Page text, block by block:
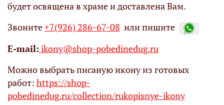
будет освящена в храме и доставлена Вам.
Звоните+7(926) 286-67-08 или пишите
Е-mail: ikony@shop-pobedinedug.ru
Можно выбрать писаную икону из готовых
работ: https://shop-
pobedinedug.ru/collection/rukopisnye-ikony